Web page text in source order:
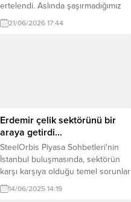
ertelendi. Aslında şaşırmadığımız
ve her sene aynı senaryonun
yaşandığı bir durum diyebiliriz.
21/06/2026 17:44
Erdemir çelik sektörünü bir
araya getirdi…
SteelOrbis Piyasa Sohbetleri'nin
İstanbul buluşmasında, sektörün
karşı karşıya olduğu temel sorunlar
ve son küresel gelişmeler ışığında
Türkiye çelik sektörünün nasıl
14/06/2025 14:19